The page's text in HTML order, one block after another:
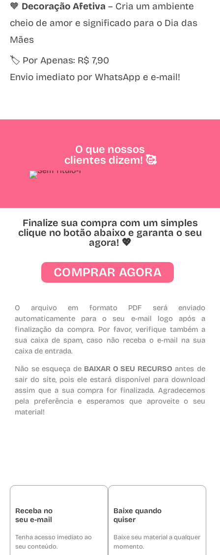
🧡 Decoração Afetiva – Cria um ambiente
cheio de amor e significado para o Dia das
Mães
🏷️ Por Apenas: R$ 7,90
Envio imediato por WhatsApp e e-mail!
O que nossos
clientes dizem! 🥰
Finalize sua compra com um simples
clique no botão abaixo e garanta o seu
agora! 💖
COMPRAR AGORA
O arquivo em formato PDF será enviado
automaticamente para o seu e-mail logo após a
finalização da compra. Por favor, verifique também a
sua caixa de spam, caso não receba o e-mail na sua
caixa de entrada.
Não se esqueça de BAIXAR O SEU RECURSO antes de
sair do site, pois ele estará disponível para download
assim que a sua compra for finalizada. Agradecemos
pela preferência e esperamos que aproveite o seu
material!
Receba no
seu e-mail
Tenha acesso imediato ao
seu conteúdo.
Baixe quando
quiser
Baixe seu material a qualquer
momento.